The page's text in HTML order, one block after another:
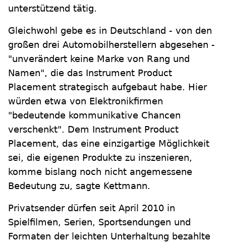
unterstützend tätig.
Gleichwohl gebe es in Deutschland - von den
großen drei Automobilherstellern abgesehen -
"unverändert keine Marke von Rang und
Namen", die das Instrument Product
Placement strategisch aufgebaut habe. Hier
würden etwa von Elektronikfirmen
"bedeutende kommunikative Chancen
verschenkt". Dem Instrument Product
Placement, das eine einzigartige Möglichkeit
sei, die eigenen Produkte zu inszenieren,
komme bislang noch nicht angemessene
Bedeutung zu, sagte Kettmann.
Privatsender dürfen seit April 2010 in
Spielfilmen, Serien, Sportsendungen und
Formaten der leichten Unterhaltung bezahlte